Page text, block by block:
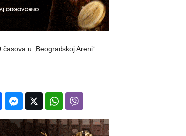
u „Beogradskoj Areni“